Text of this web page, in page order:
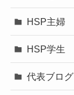
HSP主婦
HSP学生
代表ブログ